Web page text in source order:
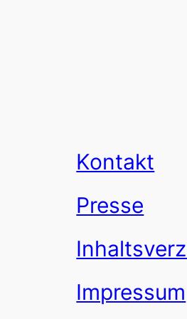
Kontakt
Presse
Impressum